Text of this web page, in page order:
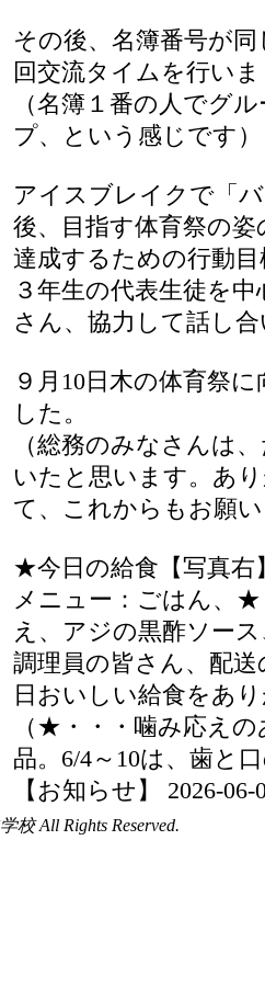
校 All Rights Reserved.